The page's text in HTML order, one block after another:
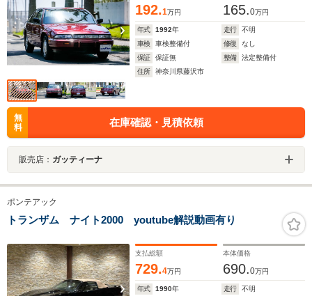
192.1万円 165.0万円
年式 1992年 走行
不明
車検
車検整備付 修復
なし
保証
保証無 整備
法定整備付
住所
神奈川県藤沢市
無
料
在庫確認・見積依頼
販売店： ガッティーナ
ポンテアック
トランザム ナイト2000 youtube解説動画有り
支払総額
729.4万円
本体価格
690.0万円
年式 1990年 走行
不明